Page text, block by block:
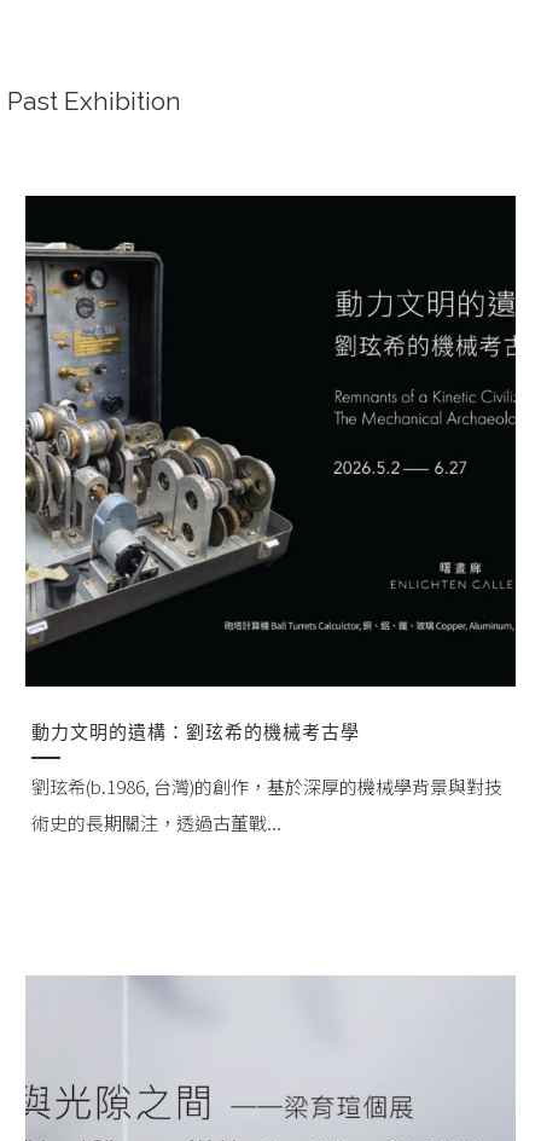
Past Exhibition
動力文明的遺構：劉玹希的機械考古學
劉玹希(b.1986, 台灣)的創作，基於深厚的機械學背景與對技
術史的長期關注，透過古董戰...